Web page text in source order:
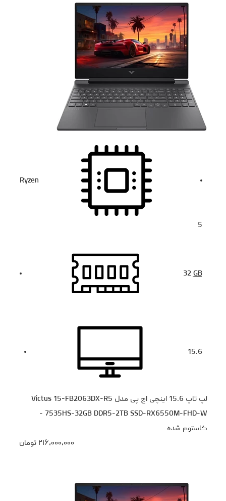
Ryzen
5
32GB
15.6
لپ تاپ 15.6 اینچی اچ‌ پی مدل Victus 15-FB2063DX-R5
7535HS-32GB DDR5-2TB SSD-RX6550M-FHD-W -
کاستوم شده
۲۱۶،۰۰۰،۰۰۰ تومان